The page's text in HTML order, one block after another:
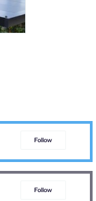
Follow
Follow